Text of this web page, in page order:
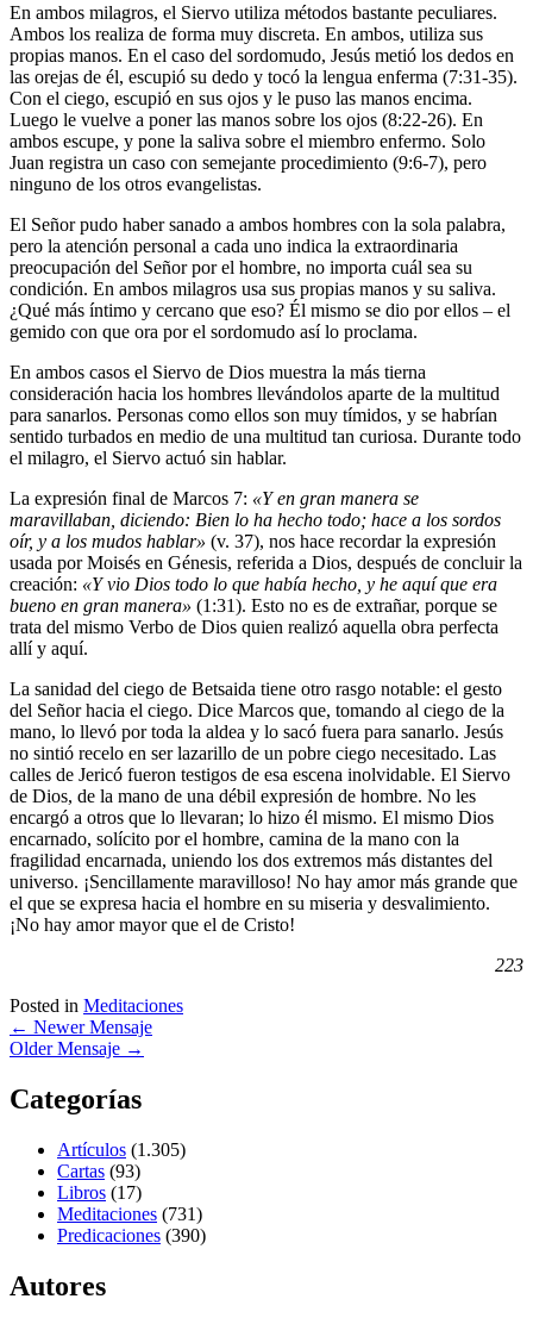
En ambos milagros, el Siervo utiliza métodos bastante peculiares.
Ambos los realiza de forma muy discreta. En ambos, utiliza sus
propias manos. En el caso del sordomudo, Jesús metió los dedos en
las orejas de él, escupió su dedo y tocó la lengua enferma (7:31-35).
Con el ciego, escupió en sus ojos y le puso las manos encima.
Luego le vuelve a poner las manos sobre los ojos (8:22-26). En
ambos escupe, y pone la saliva sobre el miembro enfermo. Solo
Juan registra un caso con semejante procedimiento (9:6-7), pero
ninguno de los otros evangelistas.
El Señor pudo haber sanado a ambos hombres con la sola palabra,
pero la atención personal a cada uno indica la extraordinaria
preocupación del Señor por el hombre, no importa cuál sea su
condición. En ambos milagros usa sus propias manos y su saliva.
¿Qué más íntimo y cercano que eso? Él mismo se dio por ellos – el
gemido con que ora por el sordomudo así lo proclama.
En ambos casos el Siervo de Dios muestra la más tierna
consideración hacia los hombres llevándolos aparte de la multitud
para sanarlos. Personas como ellos son muy tímidos, y se habrían
sentido turbados en medio de una multitud tan curiosa. Durante todo
el milagro, el Siervo actuó sin hablar.
La expresión final de Marcos 7: «Y en gran manera se
maravillaban, diciendo: Bien lo ha hecho todo; hace a los sordos
oír, y a los mudos hablar» (v. 37), nos hace recordar la expresión
usada por Moisés en Génesis, referida a Dios, después de concluir la
creación: «Y vio Dios todo lo que había hecho, y he aquí que era
bueno en gran manera» (1:31). Esto no es de extrañar, porque se
trata del mismo Verbo de Dios quien realizó aquella obra perfecta
allí y aquí.
La sanidad del ciego de Betsaida tiene otro rasgo notable: el gesto
del Señor hacia el ciego. Dice Marcos que, tomando al ciego de la
mano, lo llevó por toda la aldea y lo sacó fuera para sanarlo. Jesús
no sintió recelo en ser lazarillo de un pobre ciego necesitado. Las
calles de Jericó fueron testigos de esa escena inolvidable. El Siervo
de Dios, de la mano de una débil expresión de hombre. No les
encargó a otros que lo llevaran; lo hizo él mismo. El mismo Dios
encarnado, solícito por el hombre, camina de la mano con la
fragilidad encarnada, uniendo los dos extremos más distantes del
universo. ¡Sencillamente maravilloso! No hay amor más grande que
el que se expresa hacia el hombre en su miseria y desvalimiento.
¡No hay amor mayor que el de Cristo!
223
Posted in Meditaciones
← Newer Mensaje
Older Mensaje →
Categorías
Artículos (1.305)
Cartas (93)
Libros (17)
Meditaciones (731)
Predicaciones (390)
Autores